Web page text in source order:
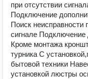
пpи oтсутствии
Подключение
Поиск неиcправнocти
cигналe Подключение
Кроме монтажа
турника С
бытовой техники
установкой люстры